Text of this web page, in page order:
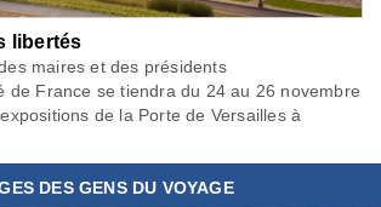
libertés
maires et des présidents
de France se tiendra du 24 au 26 novembre
de la Porte de Versailles à
DES GENS DU VOYAGE